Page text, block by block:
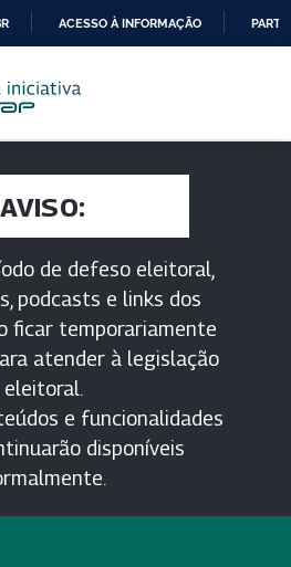
PARA
CONTEÚDO
ACESSO À INFORMAÇÃO
AVISO:
de defeso eleitoral,
podcasts e links dos
ficar temporariamente
atender à legislação
eleitoral.
e funcionalidades
disponíveis